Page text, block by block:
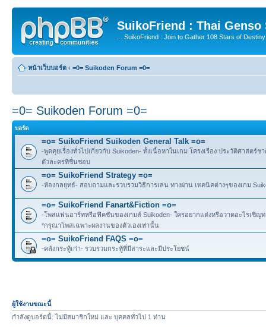
SuikoFriend : Thai Genso
... SuikoFriend : Join to Gather 108 Stars of
หน้าเว็บบอร์ด ‹ =0= Suikoden Forum =0=
=0= Suikoden Forum =0=
บอร์ด
=o= SuikoFriend Suikoden General Talk =o=
-พูดคุยเรื่องทั่วไปเกี่ยวกับ Suikoden- ทั้งเนื้อหาในเกม โครงเรื่อง ประวัติศาสตร์ช
ตัวละครที่ชื่นชอบ
=o= SuikoFriend Strategy =o=
-ห้องกลยุทธ์- สอบถามและรวบรวมวิธีการเล่น ทางผ่าน เทคนิคต่างๆของเกม
=o= SuikoFriend Fanart&Fiction =o=
-โพสแฟนอาร์ทหรือฟิคชั่นของเกมส์ Suikoden- ใครอยากแต่งหรือวาดอะไรเชิญท
*กรุณาโพสเฉพาะผลงานของตัวเองเท่านั้น
=o= SuikoFriend FAQS =o=
-คลังกระทู้เก่า- รวบรวมกระทู้ที่มีสาระและมีประโยชน์
ผู้ใช้งานขณะนี้
่กำลังดูบอร์ดนี้: ไม่มีสมาชิกใหม่ และ บุคคลทั่วไป 1 ท่าน